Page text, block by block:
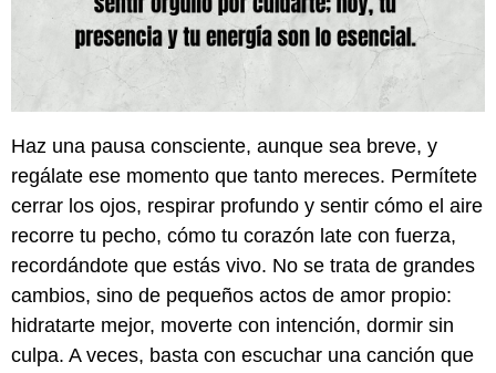
Haz una pausa consciente, aunque sea breve, y
regálate ese momento que tanto mereces. Permítete
cerrar los ojos, respirar profundo y sentir cómo el aire
recorre tu pecho, cómo tu corazón late con fuerza,
recordándote que estás vivo. No se trata de grandes
cambios, sino de pequeños actos de amor propio:
hidratarte mejor, moverte con intención, dormir sin
culpa. A veces, basta con escuchar una canción que